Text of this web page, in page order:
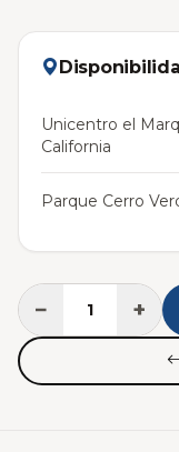
Unicentro el
California
Parque Cerro
− +